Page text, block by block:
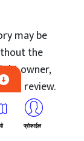
may be
the
owner,
a review.
प्रोफाईल